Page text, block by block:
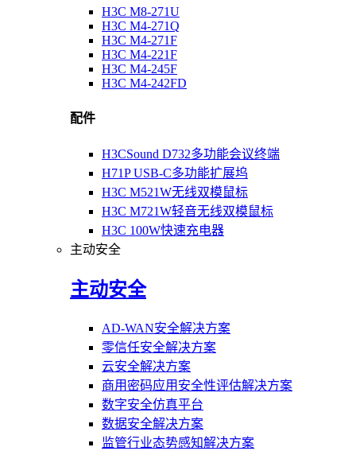
H3C M8-271U
H3C M4-271Q
H3C M4-271F
H3C M4-221F
H3C M4-245F
H3C M4-242FD
配件
H3CSound D732多功能会议终端
H71P USB-C多功能扩展坞
H3C M521W无线双模鼠标
H3C M721W轻音无线双模鼠标
H3C 100W快速充电器
主动安全
主动安全
AD-WAN安全解决方案
零信任安全解决方案
云安全解决方案
商用密码应用安全性评估解决方案
数字安全仿真平台
数据安全解决方案
监管行业态势感知解决方案